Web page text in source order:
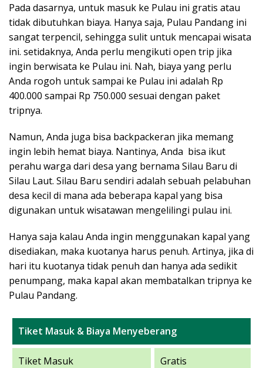
Pada dasarnya, untuk masuk ke Pulau ini gratis atau
tidak dibutuhkan biaya. Hanya saja, Pulau Pandang ini
sangat terpencil, sehingga sulit untuk mencapai wisata
ini. setidaknya, Anda perlu mengikuti open trip jika
ingin berwisata ke Pulau ini. Nah, biaya yang perlu
Anda rogoh untuk sampai ke Pulau ini adalah Rp
400.000 sampai Rp 750.000 sesuai dengan paket
tripnya.
Namun, Anda juga bisa backpackeran jika memang
ingin lebih hemat biaya. Nantinya, Anda bisa ikut
perahu warga dari desa yang bernama Silau Baru di
Silau Laut. Silau Baru sendiri adalah sebuah pelabuhan
desa kecil di mana ada beberapa kapal yang bisa
digunakan untuk wisatawan mengelilingi pulau ini.
Hanya saja kalau Anda ingin menggunakan kapal yang
disediakan, maka kuotanya harus penuh. Artinya, jika di
hari itu kuotanya tidak penuh dan hanya ada sedikit
penumpang, maka kapal akan membatalkan tripnya ke
Pulau Pandang.
Tiket Masuk & Biaya Menyeberang
Tiket Masuk Gratis